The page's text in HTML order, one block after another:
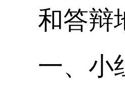
和答辩
一、小